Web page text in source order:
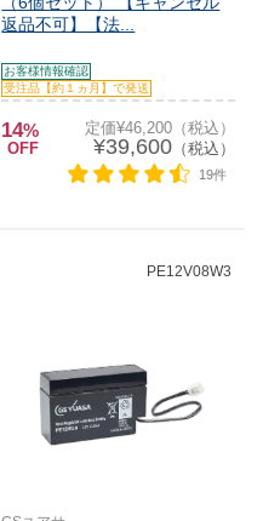
返品不可】【法...
お客様情報確認
受注品【約１ヵ月】で発送
14%
OFF
定価¥46,200（税込）
¥39,600（税込）
19件
PE12V08W3